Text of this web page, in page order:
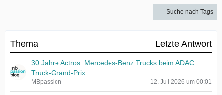
Suche nach Tags
Thema Letzte Antwort
30 Jahre Actros: Mercedes-Benz Trucks beim ADAC
Truck-Grand-Prix
MBpassion 12. Juli 2026 um 00:01